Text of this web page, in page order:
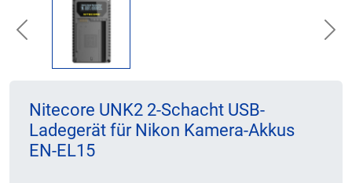
Previous
Nitecore UNK2 2-Schacht USB-
Ladegerät für Nikon Kamera-Akkus
EN-EL15